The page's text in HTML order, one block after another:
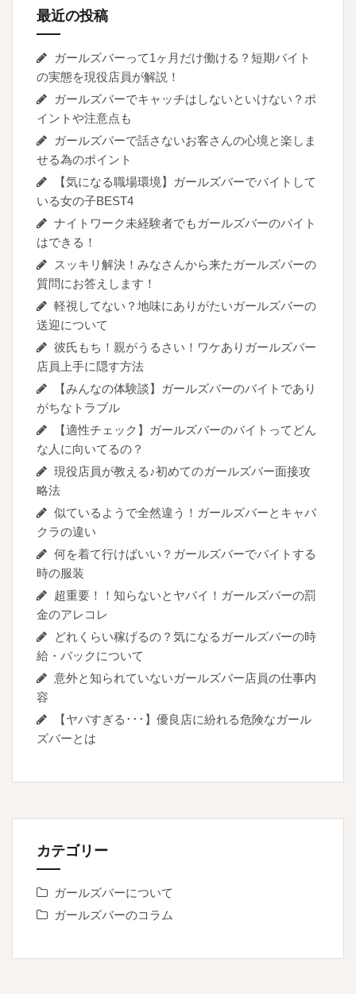
最近の投稿
ガールズバーって1ヶ月だけ働ける？短期バイト
の実態を現役店員が解説！
ガールズバーでキャッチはしないといけない？ポ
イントや注意点も
ガールズバーで話さないお客さんの心境と楽しま
せる為のポイント
【気になる職場環境】ガールズバーでバイトして
いる女の子BEST4
ナイトワーク未経験者でもガールズバーのバイト
はできる！
スッキリ解決！みなさんから来たガールズバーの
質問にお答えします！
軽視してない？地味にありがたいガールズバーの
送迎について
彼氏もち！親がうるさい！ワケありガールズバー
店員上手に隠す方法
【みんなの体験談】ガールズバーのバイトであり
がちなトラブル
【適性チェック】ガールズバーのバイトってどん
な人に向いてるの？
現役店員が教える♪初めてのガールズバー面接攻
略法
似ているようで全然違う！ガールズバーとキャバ
クラの違い
何を着て行けばいい？ガールズバーでバイトする
時の服装
超重要！！知らないとヤバイ！ガールズバーの罰
金のアレコレ
どれくらい稼げるの？気になるガールズバーの時
給・バックについて
意外と知られていないガールズバー店員の仕事内
容
【ヤバすぎる･･･】優良店に紛れる危険なガール
ズバーとは
カテゴリー
ガールズバーについて
ガールズバーのコラム